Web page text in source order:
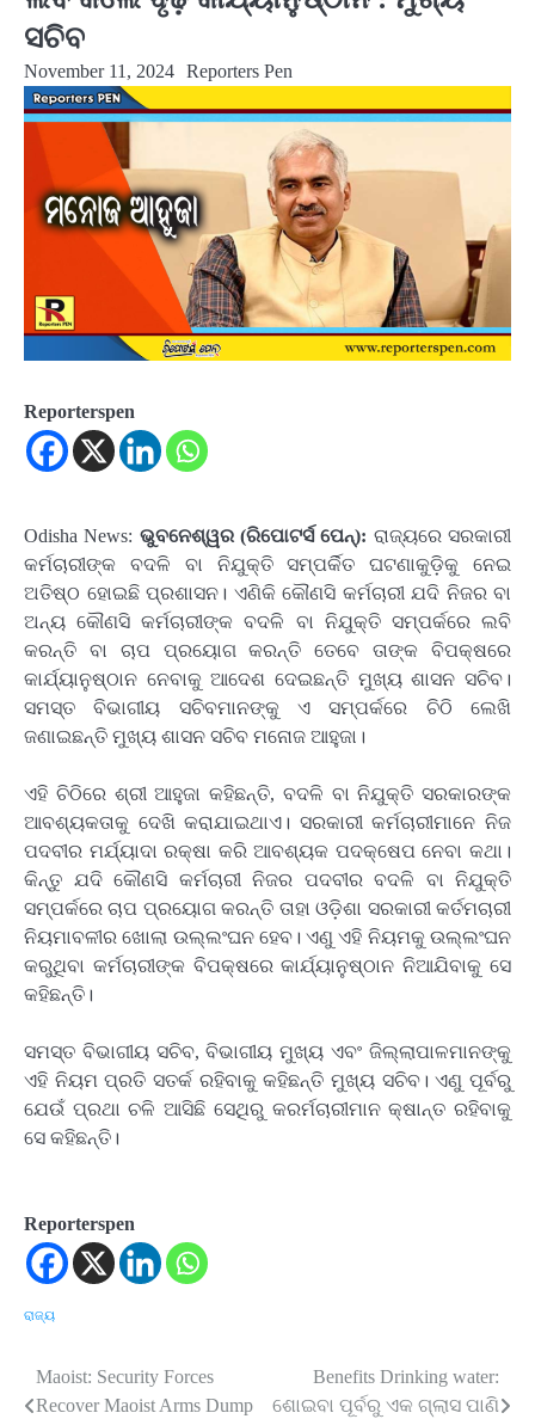
ସଚିବ
November 11, 2024 Reporters Pen
Reporterspen
Odisha News: ଭୁବନେଶ୍ୱର (ରିପୋଟର୍ସ ପେନ୍‌): ରାଜ୍ୟରେ ସରକାରୀ
କର୍ମଚାରୀଙ୍କ ବଦଳି ବା ନିଯୁକ୍ତି ସମ୍ପର୍କିତ ଘଟଣାକୁଡ଼ିକୁ ନେଇ
ଅତିଷ୍ଠ ହୋଇଛି ପ୍ରଶାସନ। ଏଣିକି କୌଣସି କର୍ମଚାରୀ ଯଦି ନିଜର ବା
ଅନ୍ୟ କୌଣସି କର୍ମଚାରୀଙ୍କ ବଦଳି ବା ନିଯୁକ୍ତି ସମ୍ପର୍କରେ ଲବି
କରନ୍ତି ବା ଚାପ ପ୍ରୟୋଗ କରନ୍ତି ତେବେ ତାଙ୍କ ବିପକ୍ଷରେ
କାର୍ଯ୍ୟାନୁଷ୍ଠାନ ନେବାକୁ ଆଦେଶ ଦେଇଛନ୍ତି ମୁଖ୍ୟ ଶାସନ ସଚିବ।
ସମସ୍ତ ବିଭାଗୀୟ ସଚିବମାନଙ୍କୁ ଏ ସମ୍ପର୍କରେ ଚିଠି ଲେଖି
ଜଣାଇଛନ୍ତି ମୁଖ୍ୟ ଶାସନ ସଚିବ ମନୋଜ ଆହୁଜା।
ଏହି ଚିଠିରେ ଶ୍ରୀ ଆହୁଜା କହିଛନ୍ତି, ବଦଳି ବା ନିଯୁକ୍ତି ସରକାରଙ୍କ
ଆବଶ୍ୟକତାକୁ ଦେଖି କରାଯାଇଥାଏ। ସରକାରୀ କର୍ମଚାରୀମାନେ ନିଜ
ପଦବୀର ମର୍ଯ୍ୟାଦା ରକ୍ଷା କରି ଆବଶ୍ୟକ ପଦକ୍ଷେପ ନେବା କଥା।
କିନ୍ତୁ ଯଦି କୌଣସି କର୍ମଚାରୀ ନିଜର ପଦବୀର ବଦଳି ବା ନିଯୁକ୍ତି
ସମ୍ପର୍କରେ ଚାପ ପ୍ରୟୋଗ କରନ୍ତି ତାହା ଓଡ଼ିଶା ସରକାରୀ କର୍ତମଚାରୀ
ନିୟମାବଳୀର ଖୋଲା ଉଲ୍ଲଂଘନ ହେବ। ଏଣୁ ଏହି ନିୟମକୁ ଉଲ୍‍ଲଂଘନ
କରୁଥିବା କର୍ମଚାରୀଙ୍କ ବିପକ୍ଷରେ କାର୍ଯ୍ୟାନୁଷ୍ଠାନ ନିଆଯିବାକୁ ସେ
କହିଛନ୍ତି।
ସମସ୍ତ ବିଭାଗୀୟ ସଚିବ, ବିଭାଗୀୟ ମୁଖ୍ୟ ଏବଂ ଜିଲ୍ଲାପାଳମାନଙ୍କୁ
ଏହି ନିୟମ ପ୍ରତି ସତର୍କ ରହିବାକୁ କହିଛନ୍ତି ମୁଖ୍ୟ ସଚିବ। ଏଣୁ ପୂର୍ବରୁ
ଯେଉଁ ପ୍ରଥା ଚଳି ଆସିଛି ସେଥିରୁ କରର୍ମଚାରୀମାନ କ୍ଷାନ୍ତ ରହିବାକୁ
ସେ କହିଛନ୍ତି।
Reporterspen
ରାଜ୍ୟ
Post
Maoist: Security Forces
Recover Maoist Arms Dump
Benefits Drinking water:
ଶୋଇବା ପୂର୍ବରୁ ଏକ ଗ୍ଲାସ ପାଣି